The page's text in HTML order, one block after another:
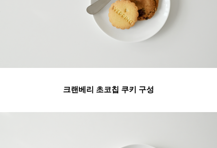
크랜베리 초코칩 쿠키 구성